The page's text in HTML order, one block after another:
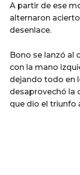
A partir de ese
alternaron
desenlace.
Bono se lanzó al
con la mano
dejando todo en
desaprovechó la
que dio el triunfo